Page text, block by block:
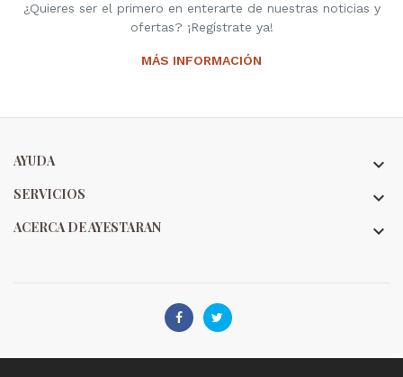
¿Quieres ser el primero en enterarte de nuestras noticias y
ofertas? ¡Regístrate ya!
MÁS INFORMACIÓN
AYUDA 
SERVICIOS 
ACERCA DE AYESTARAN 
 